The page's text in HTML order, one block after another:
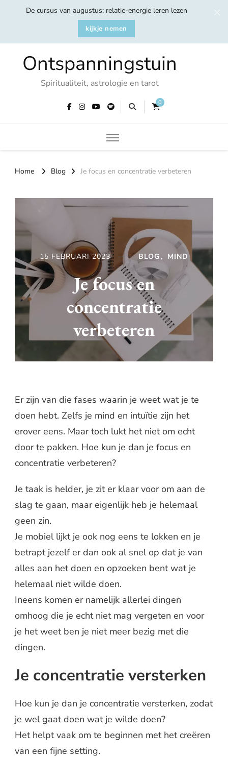
De cursus van augustus: relatie-energie leren lezen
kijkje nemen
Ontspanningstuin
Spiritualiteit, astrologie en tarot
0
Home Blog Je focus en concentratie verbeteren
15 FEBRUARI 2023 BLOG MIND
Je focus en
concentratie
verbeteren
Er zijn van die fases waarin je weet wat je te
doen hebt. Zelfs je mind en intuïtie zijn het
erover eens. Maar toch lukt het niet om echt
door te pakken. Hoe kun je dan je focus en
concentratie verbeteren?
Je taak is helder, je zit er klaar voor om aan de
slag te gaan, maar eigenlijk heb je helemaal
geen zin.
Je mobiel lijkt je ook nog eens te lokken en je
betrapt jezelf er dan ook al snel op dat je van
alles aan het doen en opzoeken bent wat je
helemaal niet wilde doen.
Ineens komen er namelijk allerlei dingen
omhoog die je echt niet mag vergeten en voor
je het weet ben je niet meer bezig met die
dingen.
Je concentratie versterken
Hoe kun je dan je concentratie versterken, zodat
je wel gaat doen wat je wilde doen?
Het helpt vaak om te beginnen met het creëren
van een fijne setting.